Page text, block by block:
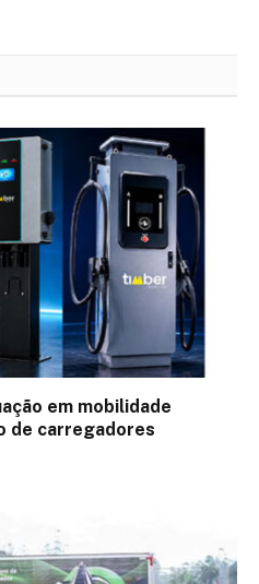
em mobilidade
de carregadores